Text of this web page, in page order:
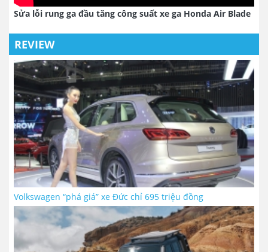
Sửa lỗi rung ga đầu tăng công suất xe ga Honda Air Blade
REVIEW
Volkswagen “phá giá” xe Đức chỉ 695 triệu đồng